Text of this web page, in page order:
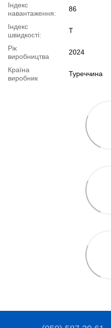
Індекс
навантаження:
86
Індекс
швидкості:
T
Рік
виробництва
2024
Країна
виробник
Туреччина